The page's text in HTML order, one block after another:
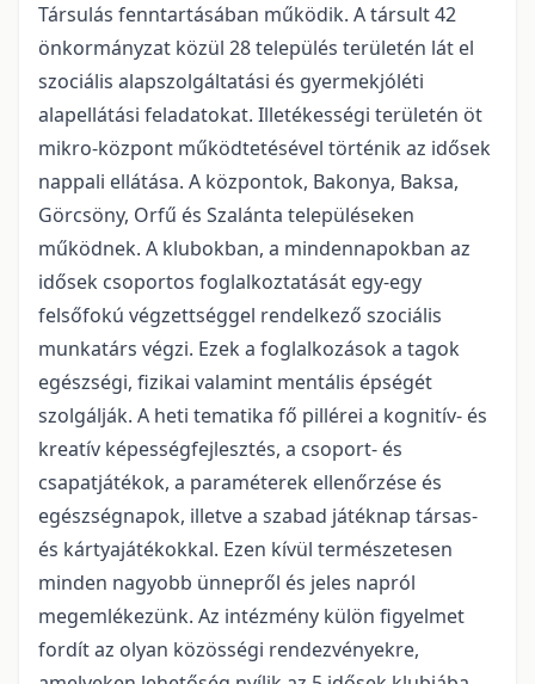
Társulás fenntartásában működik. A társult 42
önkormányzat közül 28 település területén lát el
szociális alapszolgáltatási és gyermekjóléti
alapellátási feladatokat. Illetékességi területén öt
mikro-központ működtetésével történik az idősek
nappali ellátása. A központok, Bakonya, Baksa,
Görcsöny, Orfű és Szalánta településeken
működnek. A klubokban, a mindennapokban az
idősek csoportos foglalkoztatását egy-egy
felsőfokú végzettséggel rendelkező szociális
munkatárs végzi. Ezek a foglalkozások a tagok
egészségi, fizikai valamint mentális épségét
szolgálják. A heti tematika fő pillérei a kognitív- és
kreatív képességfejlesztés, a csoport- és
csapatjátékok, a paraméterek ellenőrzése és
egészségnapok, illetve a szabad játéknap társas-
és kártyajátékokkal. Ezen kívül természetesen
minden nagyobb ünnepről és jeles napról
megemlékezünk. Az intézmény külön figyelmet
fordít az olyan közösségi rendezvényekre,